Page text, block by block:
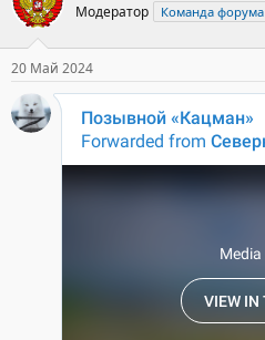
Модератор Команда форума
20 Май 2024